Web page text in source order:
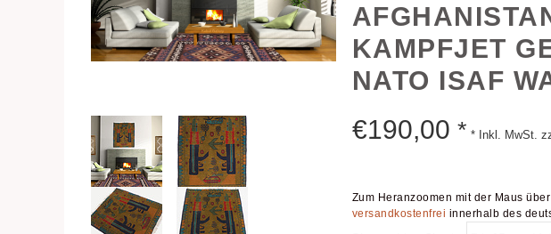
KAMPFJET
NATO ISAF
€190,00 * * Inkl. MwSt.
Zum Heranzoomen mit der Maus
versandkostenfrei innerhalb des